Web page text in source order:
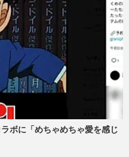
ボに「めちゃめちゃ愛を感じ